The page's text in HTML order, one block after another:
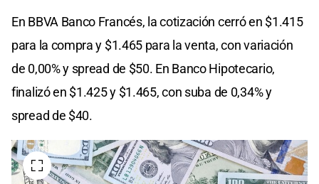
En BBVA Banco Francés, la cotización cerró en $1.415
para la compra y $1.465 para la venta, con variación
de 0,00% y spread de $50. En Banco Hipotecario,
finalizó en $1.425 y $1.465, con suba de 0,34% y
spread de $40.